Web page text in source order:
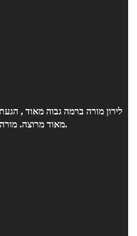
לירון מורה ברמה גבוה מאוד ,
מאוד מרוצה. מורה קשוב אכפתי ובעל שליטה בחומר.